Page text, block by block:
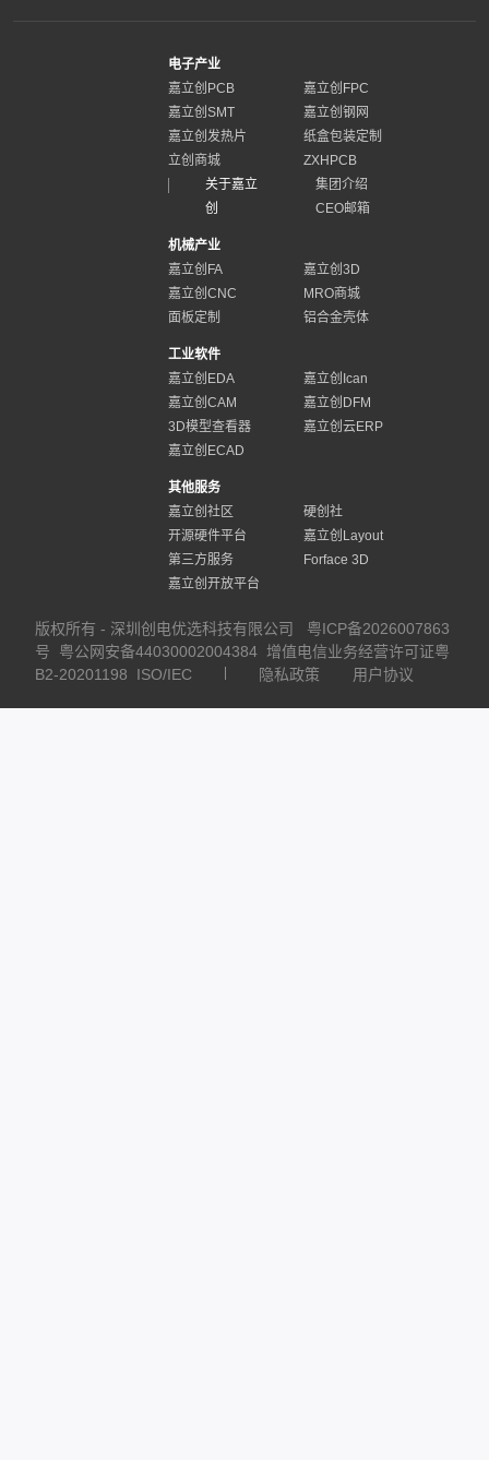
电子产业
嘉立创PCB
嘉立创FPC
嘉立创SMT
嘉立创钢网
嘉立创发热片
纸盒包装定制
立创商城
ZXHPCB
关于嘉立
创
集团介绍
CEO邮箱
机械产业
嘉立创FA
嘉立创3D
嘉立创CNC
MRO商城
面板定制
铝合金壳体
工业软件
嘉立创EDA
嘉立创Ican
嘉立创CAM
嘉立创DFM
3D模型查看器
嘉立创云ERP
嘉立创ECAD
其他服务
嘉立创社区
硬创社
开源硬件平台
嘉立创Layout
第三方服务
Forface 3D
嘉立创开放平台
版权所有 - 深圳创电优选科技有限公司
粤ICP备2026007863
号
粤公网安备44030002004384 增值电信业务经营许可证粤
B2-20201198
ISO/IEC 隐私政策 用户协议